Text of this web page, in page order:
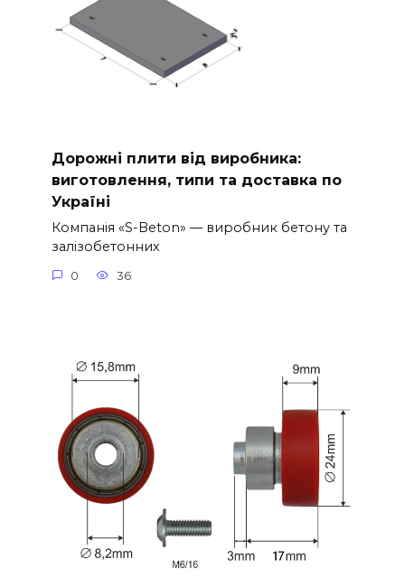
Дорожні плити від виробника:
виготовлення, типи та доставка по
Україні
Компанія «S-Beton» — виробник бетону та
залізобетонних
0 36